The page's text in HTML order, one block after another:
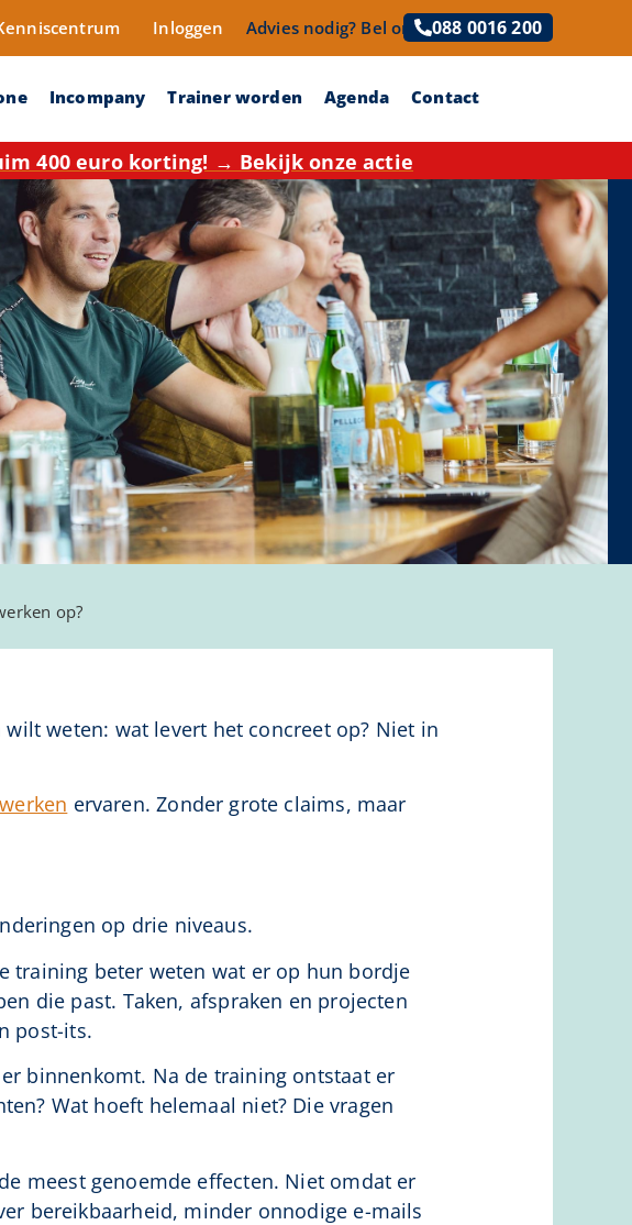
Inloggen Advies nodig? Bel ons! 088 0016 200
Incompany Trainer worden Agenda Contact
400 euro korting! → Bekijk onze actie
op?
weten: wat levert het concreet op? Niet in
ervaren. Zonder grote claims, maar
op drie niveaus.
training beter weten wat er op hun bordje
die past. Taken, afspraken en projecten
post-its.
binnenkomt. Na de training ontstaat er
Wat hoeft helemaal niet? Die vragen
meest genoemde effecten. Niet omdat er
bereikbaarheid, minder onnodige e-mails